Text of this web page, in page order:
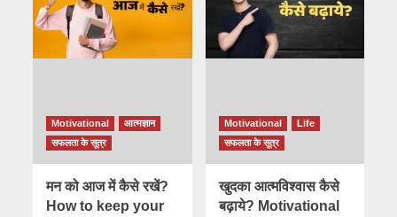
Motivational
आत्मज्ञान
सफलता के सूत्र
मन को आज में कैसे रखें?
How to keep your
Motivational
Life
सफलता के सूत्र
खुदका आत्मविश्वास कैसे
बढ़ाये? Motivational